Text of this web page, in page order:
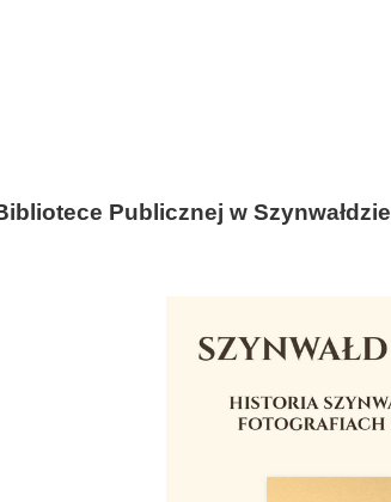
Publicznej w Szynwałdzie